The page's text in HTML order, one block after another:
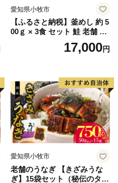
愛知県小牧市
【ふるさと納税】釜めし 約 5
00ｇ × 3食 セット 鮭 老舗 急
速冷凍 レンチン 時短 簡単調
理 食品 加工品 海鮮 手作り
り寄せグルメ 愛知県 小牧市
送料無料
17,000円
愛知県小牧市
老舗のうなぎ 【きざみうな
ぎ】15袋セット（秘伝のタレ